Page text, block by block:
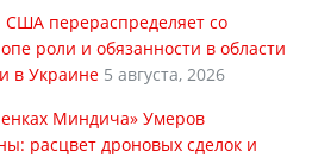
перераспределяет со
роли и обязанности в области
в Украине 5 августа, 2026
Миндича» Умеров
расцвет дроновых сделок и